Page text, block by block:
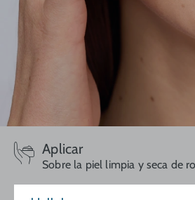
Aplicar
Sobre la piel limpia y seca de